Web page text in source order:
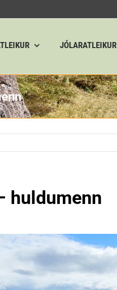
JÓLARATLEIKUR
huldumenn